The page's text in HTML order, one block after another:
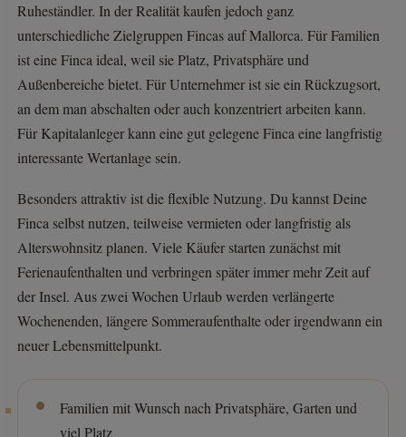
Ruheständler. In der Realität kaufen jedoch ganz
unterschiedliche Zielgruppen Fincas auf Mallorca. Für Familien
ist eine Finca ideal, weil sie Platz, Privatsphäre und
Außenbereiche bietet. Für Unternehmer ist sie ein Rückzugsort,
an dem man abschalten oder auch konzentriert arbeiten kann.
Für Kapitalanleger kann eine gut gelegene Finca eine langfristig
interessante Wertanlage sein.
Besonders attraktiv ist die flexible Nutzung. Du kannst Deine
Finca selbst nutzen, teilweise vermieten oder langfristig als
Alterswohnsitz planen. Viele Käufer starten zunächst mit
Ferienaufenthalten und verbringen später immer mehr Zeit auf
der Insel. Aus zwei Wochen Urlaub werden verlängerte
Wochenenden, längere Sommeraufenthalte oder irgendwann ein
neuer Lebensmittelpunkt.
Familien mit Wunsch nach Privatsphäre, Garten und
viel Platz